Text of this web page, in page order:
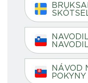
NÁVOD